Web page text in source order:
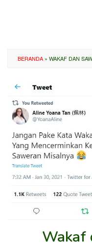
BERANDA » WAKAF DAN
Wakaf